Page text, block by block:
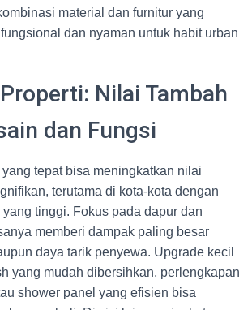
material dan furnitur yang
dan nyaman untuk habit urban
Nilai Tambah
dan Fungsi
tepat bisa meningkatkan nilai
terutama di kota-kota dengan
tinggi. Fokus pada dapur dan
memberi dampak paling besar
daya tarik penyewa. Upgrade kecil
yang mudah dibersihkan, perlengkapan
shower panel yang efisien bisa